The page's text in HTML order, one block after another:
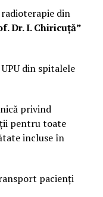
din
Dr. I. Chiricuță”
din spitalele
privind
pentru toate
incluse în
pacienți